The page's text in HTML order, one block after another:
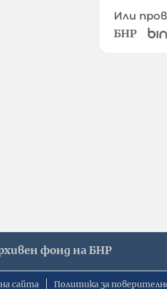
Или
БНР
фонд на БНР
сайта Политика за